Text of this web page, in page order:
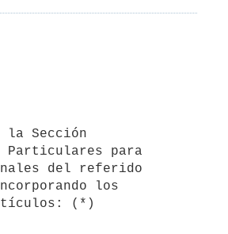
Particulares para
del referido
los